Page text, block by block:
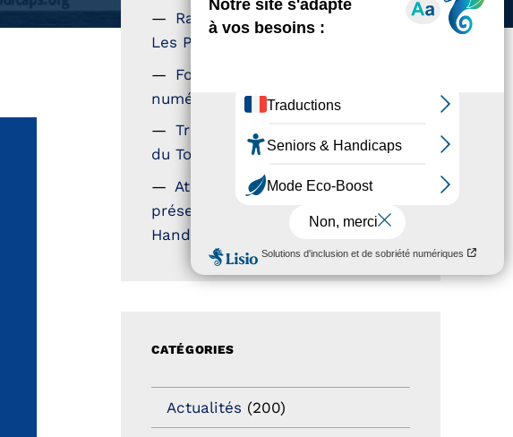
Rallye Aicha des Gazelles –
Les Petillantes
Formation Communication
numérique
Trophées Horizons – Acteurs
du Tourisme Durable
Atout France – flyer
présentation label Tourisme &
Handicap
CATÉGORIES
Actualités (200)